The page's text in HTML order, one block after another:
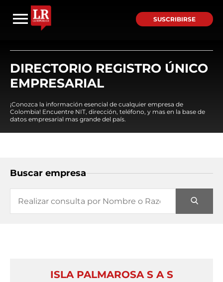
SUSCRIBIRSE
DIRECTORIO REGISTRO ÚNICO
EMPRESARIAL
¡Conozca la información esencial de cualquier empresa de
Colombia! Encuentre NIT, dirección, teléfono, y mas en la base de
datos empresarial mas grande del país.
Buscar empresa
ISLA PALMAROSA S A S